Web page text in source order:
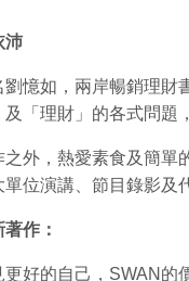
沛
劉憶如，兩岸暢銷理財
及「理財」的各式問題
之外，熱愛素食及簡單
單位演講、節目錄影及
作：
更好的自己，SWAN的